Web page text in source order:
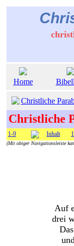
Home
Christliche
Christliche
1-9 Inhalt 1
(Mit obiger Navigationsleiste
Auf
drei